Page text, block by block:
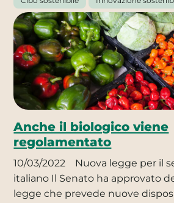
Anche il biologico viene
regolamentato
10/03/2022
Nuova legge per il
italiano Il Senato ha approvato
legge che prevede nuove